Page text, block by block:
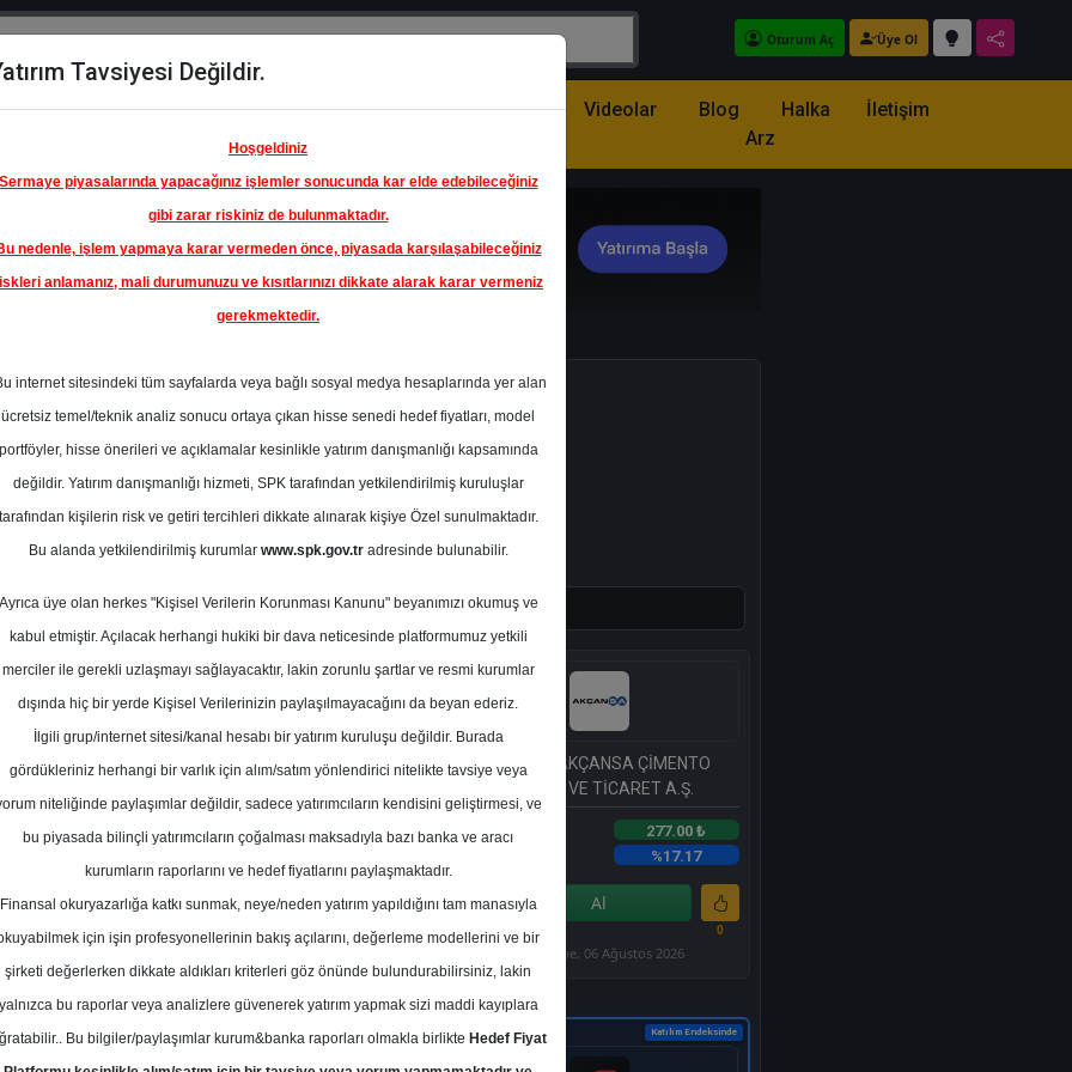
Oturum Aç Üye Ol
Hisse
Öne
Çıkanlar
Raporlar Partnerlerimiz Videolar Blog
Halka
Arz
İletişim
Şeker Yatırım
Tahminler Raporlar
₺
Katılım Endeksinde
PETKM- PETKİM PETROKİMYA
HOLDİNG A.Ş.
Hedef Fiyat 18.91 ₺
Potansiyel Getiri %2.11
0 0
Perşembe, 06 Ağustos 2026
AKCNS
- AKÇANSA ÇİMENTO
SANAYİ VE TİCARET A.Ş.
277.00 ₺
%17.17
Al
0
Perşembe, 06 Ağustos 2026
Katılım Endeksinde
Tavsiyesi Değildir.
Hoşgeldiniz
Sermaye piyasalarında yapacağınız işlemler sonucunda kar elde edebileceğiniz
gibi zarar riskiniz de bulunmaktadır.
nedenle, işlem yapmaya karar vermeden önce, piyasada karşılaşabileceğiniz
anlamanız, mali durumunuzu ve kısıtlarınızı dikkate alarak karar vermeniz
gerekmektedir.
internet sitesindeki tüm sayfalarda veya bağlı sosyal medya hesaplarında yer alan
ücretsiz temel/teknik analiz sonucu ortaya çıkan hisse senedi hedef fiyatları, model
portföyler, hisse önerileri ve açıklamalar kesinlikle yatırım danışmanlığı kapsamında
değildir. Yatırım danışmanlığı hizmeti, SPK tarafından yetkilendirilmiş kuruluşlar
tarafından kişilerin risk ve getiri tercihleri dikkate alınarak kişiye Özel sunulmaktadır.
Bu alanda yetkilendirilmiş kurumlar www.spk.gov.tradresinde bulunabilir.
Ayrıca üye olan herkes "Kişisel Verilerin Korunması Kanunu" beyanımızı okumuş ve
kabul etmiştir. Açılacak herhangi hukiki bir dava neticesinde platformumuz yetkili
merciler ile gerekli uzlaşmayı sağlayacaktır, lakin zorunlu şartlar ve resmi kurumlar
dışında hiç bir yerde Kişisel Verilerinizin paylaşılmayacağını da beyan ederiz.
İlgili grup/internet sitesi/kanal hesabı bir yatırım kuruluşu değildir. Burada
gördükleriniz herhangi bir varlık için alım/satım yönlendirici nitelikte tavsiye veya
niteliğinde paylaşımlar değildir, sadece yatırımcıların kendisini geliştirmesi, ve
bu piyasada bilinçli yatırımcıların çoğalması maksadıyla bazı banka ve aracı
kurumların raporlarını ve hedef fiyatlarını paylaşmaktadır.
Finansal okuryazarlığa katkı sunmak, neye/neden yatırım yapıldığını tam manasıyla
için işin profesyonellerinin bakış açılarını, değerleme modellerini ve bir
şirketi değerlerken dikkate aldıkları kriterleri göz önünde bulundurabilirsiniz, lakin
yalnızca bu raporlar veya analizlere güvenerek yatırım yapmak sizi maddi kayıplara
Bu bilgiler/paylaşımlar kurum&banka raporları olmakla birlikte Hedef Fiyat